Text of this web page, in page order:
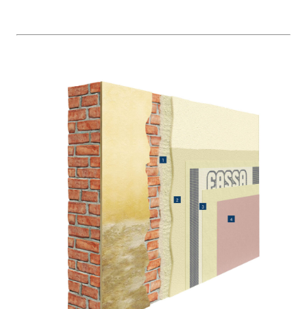
Intonaco di fondo bianco
calce aerea, per interni
Sistema RIPRISTINO DEL
CALCESTRUZZO
PRODOTTI TIXOTROPICI
GEOACTIVE R4 40
Malta rapida contenente
FASSAFLOOR
POSA